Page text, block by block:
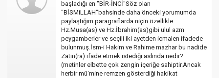
başladığı en "BİR-İNCİ"Söz olan
"BİSMiLLAH"bahsinde daha önceki yorumumda
paylaştığım paragraflarda niçin özellikle
Hz.Musa(as) ve Hz.İbrahim(as)gibi ulul azm
peygamberler ve seçili iki ayetden icmalen ifadede
bulunmuş.İsm-i Hakim ve Rahime mazhar bu nadide
Zatın(ra) ifade etmek istediği aslında nedir?
(metinler elbette çok zengin içeriğe sahiptir.Ancak
herbir mü'mine remzen gösterdiği hakikat